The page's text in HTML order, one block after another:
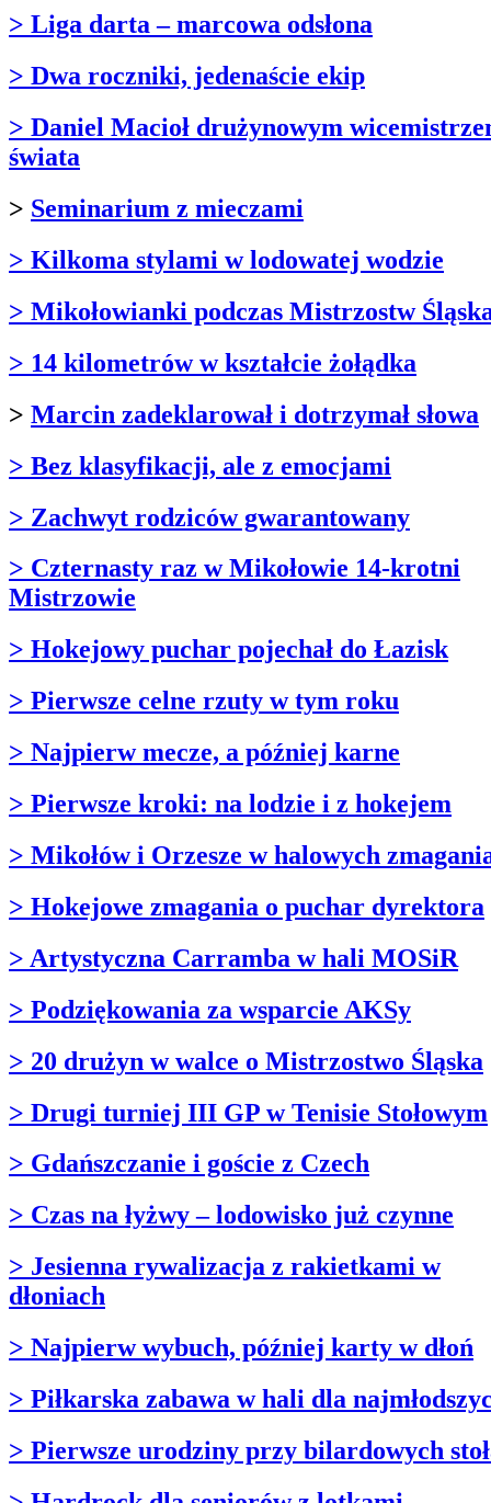
> Liga darta – marcowa odsłona
> Dwa roczniki, jedenaście ekip
> Daniel Macioł drużynowym
świata
> Seminarium z mieczami
> Kilkoma stylami w lodowatej wodzie
> Mikołowianki podczas Mistrzostw
> 14 kilometrów w kształcie żołądka
> Marcin zadeklarował i dotrzymał słowa
> Bez klasyfikacji, ale z emocjami
> Zachwyt rodziców gwarantowany
> Czternasty raz w Mikołowie 14-krotni
Mistrzowie
> Hokejowy puchar pojechał do Łazisk
> Pierwsze celne rzuty w tym roku
> Najpierw mecze, a później karne
> Pierwsze kroki: na lodzie i z hokejem
> Mikołów i Orzesze w halowych
> Hokejowe zmagania o puchar dyrektora
> Artystyczna Carramba w hali MOSiR
> Podziękowania za wsparcie AKSy
> 20 drużyn w walce o Mistrzostwo Śląska
> Drugi turniej III GP w Tenisie Stołowym
> Gdańszczanie i goście z Czech
> Czas na łyżwy – lodowisko już czynne
> Jesienna rywalizacja z rakietkami w
dłoniach
> Najpierw wybuch, później karty w dłoń
> Piłkarska zabawa w hali dla
> Pierwsze urodziny przy bilardowych